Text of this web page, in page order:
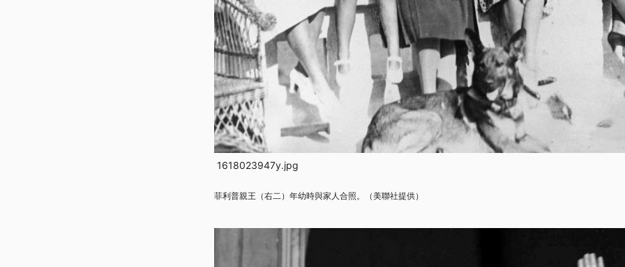
1618023947y.jpg
菲利普親王（右二）年幼時與家人合照。（美聯社提供）